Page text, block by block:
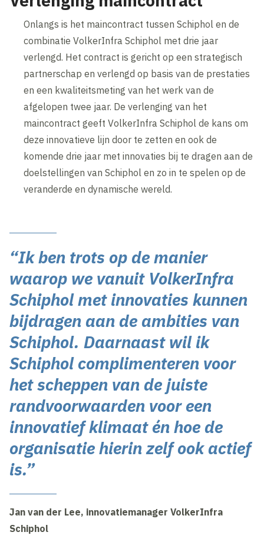
Onlangs is het maincontract tussen Schiphol en de
combinatie VolkerInfra Schiphol met drie jaar
verlengd. Het contract is gericht op een strategisch
partnerschap en verlengd op basis van de prestaties
en een kwaliteitsmeting van het werk van de
afgelopen twee jaar. De verlenging van het
maincontract geeft VolkerInfra Schiphol de kans om
deze innovatieve lijn door te zetten en ook de
komende drie jaar met innovaties bij te dragen aan de
doelstellingen van Schiphol en zo in te spelen op de
veranderde en dynamische wereld.
“Ik ben trots op de manier
waarop we vanuit VolkerInfra
Schiphol met innovaties kunnen
bijdragen aan de ambities van
Schiphol. Daarnaast wil ik
Schiphol complimenteren voor
het scheppen van de juiste
randvoorwaarden voor een
innovatief klimaat én hoe de
organisatie hierin zelf ook actief
is.”
Jan van der Lee, innovatiemanager VolkerInfra
Schiphol